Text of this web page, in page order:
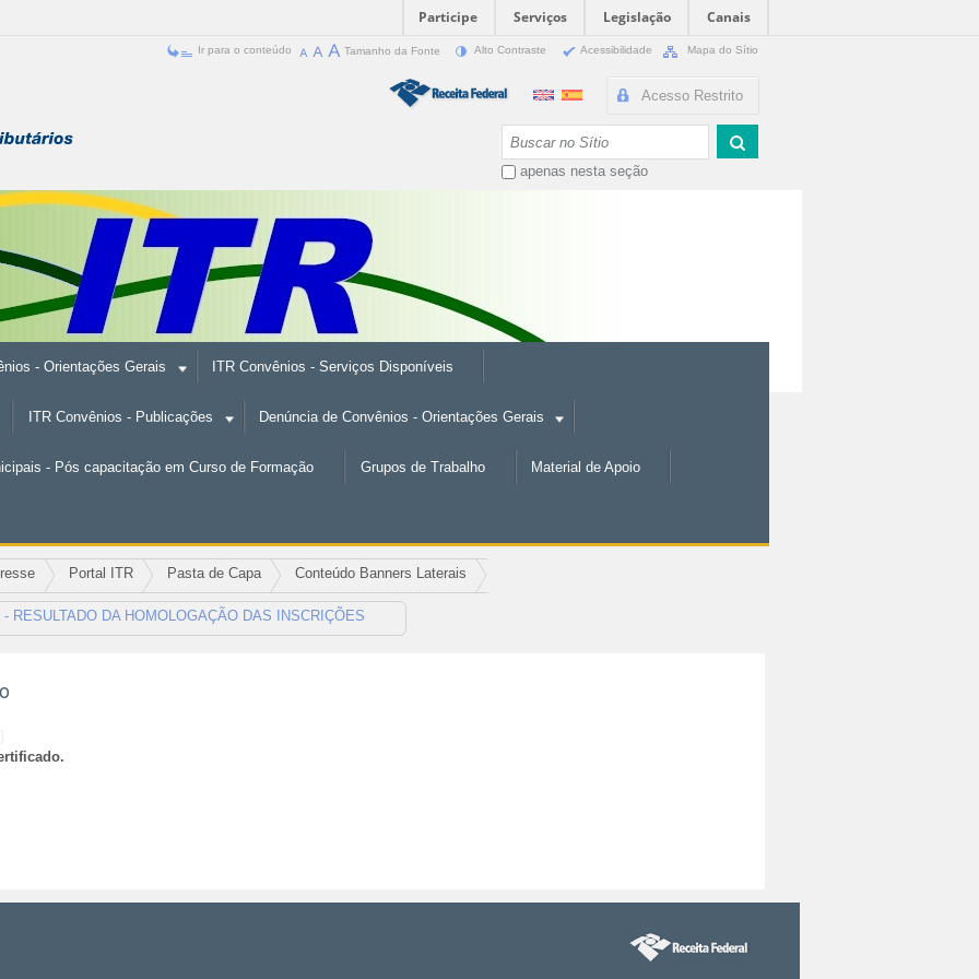
Participe Serviços Legislação
Canais
Ir para o conteúdo Tamanho da Fonte Alto Contraste Acessibilidade Mapa do Sítio
Acesso Restrito
apenas nesta seção
- Orientações Gerais ITR Convênios - Serviços Disponíveis
ITR Convênios - Publicações Denúncia de Convênios - Orientações Gerais
- Pós capacitação em Curso de Formação Grupos de Trabalho Material de Apoio
Portal ITR Pasta de Capa Conteúdo Banners Laterais
RESULTADO DA HOMOLOGAÇÃO DAS INSCRIÇÕES